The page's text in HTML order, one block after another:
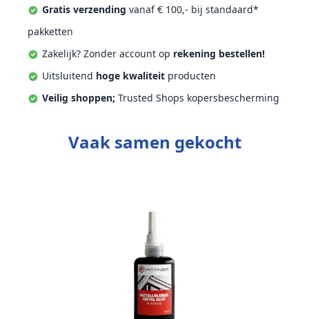
Gratis verzending vanaf € 100,- bij standaard*
pakketten
Zakelijk? Zonder account op rekening bestellen!
Uitsluitend hoge kwaliteit producten
Veilig shoppen; Trusted Shops kopersbescherming
Vaak samen gekocht